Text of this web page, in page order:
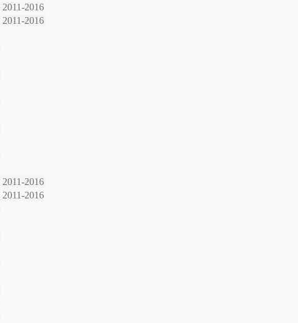
2011-2016
2011-2016
2011-2016
2011-2016